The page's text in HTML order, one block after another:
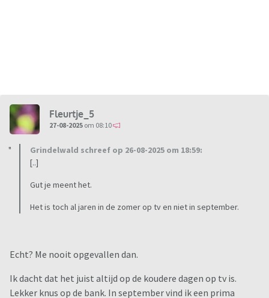
Fleurtje_5
27-08-2025 om 08:10
Grindelwald schreef op 26-08-2025 om 18:59:
[..]
Gut je meent het.
Het is toch al jaren in de zomer op tv en niet in september.
Echt? Me nooit opgevallen dan.
Ik dacht dat het juist altijd op de koudere dagen op tv is.
Lekker knus op de bank. In september vind ik een prima